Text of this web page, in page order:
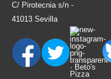
C/ Pirotecnia s/n -
41013 Sevilla